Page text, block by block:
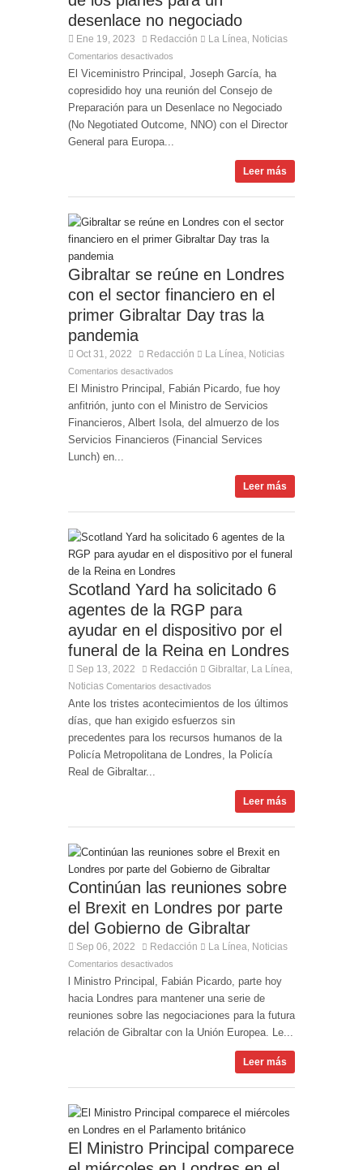
desenlace no negociado
Ene 19, 2023 Redacción La Línea Noticias
Comentarios desactivados
El Viceministro Principal, Joseph García, ha
copresidido hoy una reunión del Consejo de
Preparación para un Desenlace no Negociado
(No Negotiated Outcome, NNO) con el Director
General para Europa...
Leer más
Gibraltar se reúne en Londres
con el sector financiero en el
primer Gibraltar Day tras la
pandemia
Oct 31, 2022 Redacción La Línea Noticias
Comentarios desactivados
El Ministro Principal, Fabián Picardo, fue hoy
anfitrión, junto con el Ministro de Servicios
Financieros, Albert Isola, del almuerzo de los
Servicios Financieros (Financial Services
Lunch) en...
Leer más
Scotland Yard ha solicitado 6
agentes de la RGP para
ayudar en el dispositivo por el
funeral de la Reina en Londres
Sep 13, 2022 Redacción Gibraltar La Línea
Noticias Comentarios desactivados
Ante los tristes acontecimientos de los últimos
días, que han exigido esfuerzos sin
precedentes para los recursos humanos de la
Policía Metropolitana de Londres, la Policía
Real de Gibraltar...
Leer más
Continúan las reuniones sobre
el Brexit en Londres por parte
del Gobierno de Gibraltar
Sep 06, 2022 Redacción La Línea Noticias
Comentarios desactivados
l Ministro Principal, Fabián Picardo, parte hoy
hacia Londres para mantener una serie de
reuniones sobre las negociaciones para la futura
relación de Gibraltar con la Unión Europea. Le...
Leer más
El Ministro Principal comparece